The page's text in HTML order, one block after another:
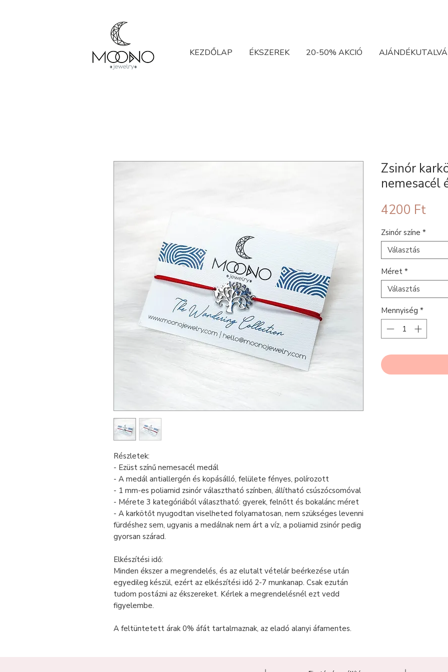
KEZDŐLAP ÉKSZEREK 20-50% AKCIÓ
Részletek:
- Ezüst színű nemesacél medál
- A medál antiallergén és kopásálló, felülete fényes, polírozott
- 1 mm-es poliamid zsinór választható színben, állítható csúszócsomóval
- Mérete 3 kategóriából választható: gyerek, felnőtt és bokalánc méret
- A karkötőt nyugodtan viselheted folyamatosan, nem szükséges levenni
fürdéshez sem, ugyanis a medálnak nem árt a víz, a poliamid zsinór pedig
gyorsan szárad.
Elkészítési idő:
Minden ékszer a megrendelés, és az elutalt vételár beérkezése után
egyedileg készül, ezért az elkészítési idő 2-7 munkanap. Csak ezután
tudom postázni az ékszereket. Kérlek a megrendelésnél ezt vedd
figyelembe.
A feltüntetett árak 0% áfát tartalmaznak, az eladó alanyi áfamentes.
Zsinór
nemesacél
4200 FtÁr
Zsinór színe *
Választás
Méret *
Választás
Mennyiség *